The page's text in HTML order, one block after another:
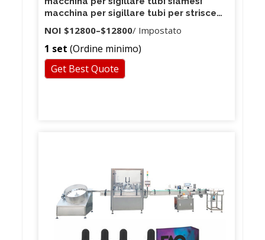
macchina per sigillare tubi per strisce
macchina per sigillare fiale
NOI $12800–$12800/ Impostato
1 set (Ordine minimo)
Get Best Quote